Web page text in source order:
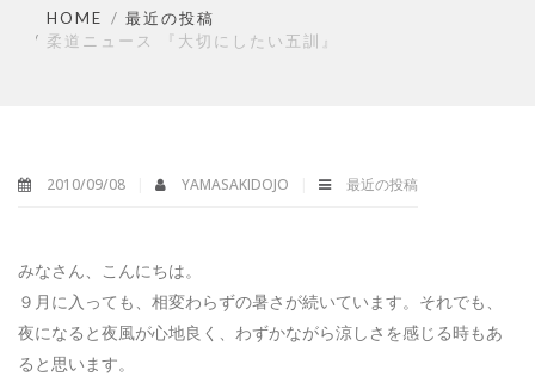
HOME
最近の投稿
柔道ニュース 『大切にしたい五訓』
2010/09/08 YAMASAKIDOJO 最近の投稿
みなさん、こんにちは。
９月に入っても、相変わらずの暑さが続いています。それでも、
夜になると夜風が心地良く、わずかながら涼しさを感じる時もあ
ると思います。